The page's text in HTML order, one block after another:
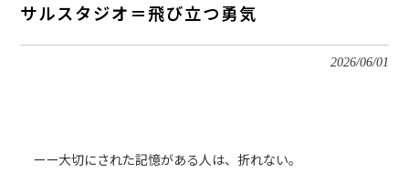
サルスタジオ＝飛び立つ勇気
2026/06/01
ーー大切にされた記憶がある人は、折れない。